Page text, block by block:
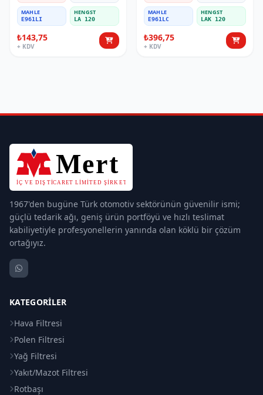
MAHLE
E961LI
HENGST
LA 120
₺143,75
+ KDV
MAHLE
E961LC
HENGST
LAK 120
₺396,75
+ KDV
1967'den bugüne Türk otomotiv sektörünün güvenilir ismi;
güçlü tedarik ağı, geniş ürün portföyü ve hızlı teslimat
kabiliyetiyle profesyonellerin yanında olan köklü bir çözüm
ortağıyız.
KATEGORILER
Hava Filtresi
Polen Filtresi
Yağ Filtresi
Yakıt/Mazot Filtresi
Rotbaşı